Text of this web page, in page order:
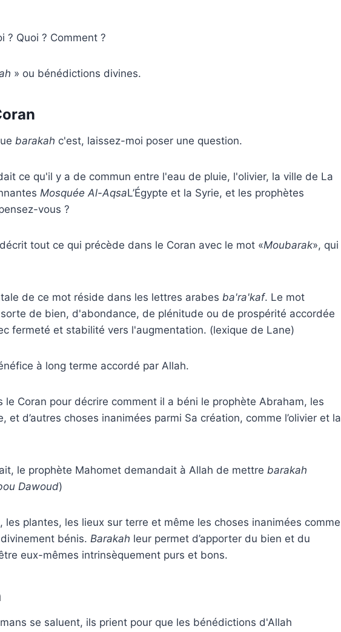
? Quoi ? Comment ?
» ou bénédictions divines.
barakah c'est, laissez-moi poser une question.
ce qu'il y a de commun entre l'eau de pluie, l'olivier, la ville de La
Mosquée Al-AqsaL’Égypte et la Syrie, et les prophètes
vous ?
tout ce qui précède dans le Coran avec le mot «Moubarak», qui
de ce mot réside dans les lettres arabes ba'ra'kaf. Le mot
de bien, d'abondance, de plénitude ou de prospérité accordée
fermeté et stabilité vers l'augmentation. (lexique de Lane)
à long terme accordé par Allah.
le Coran pour décrire comment il a béni le prophète Abraham, les
et d’autres choses inanimées parmi Sa création, comme l’olivier et la
le prophète Mahomet demandait à Allah de mettre barakah
Dawoud)
les plantes, les lieux sur terre et même les choses inanimées comme
bénis. Barakah leur permet d’apporter du bien et du
eux-mêmes intrinsèquement purs et bons.
se saluent, ils prient pour que les bénédictions d'Allah